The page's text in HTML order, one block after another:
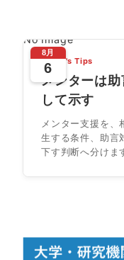
No Image
8月
6
Today's Tips
メンターは
して示す
メンター支援を
生する条件、助言
下す判断へ分けま